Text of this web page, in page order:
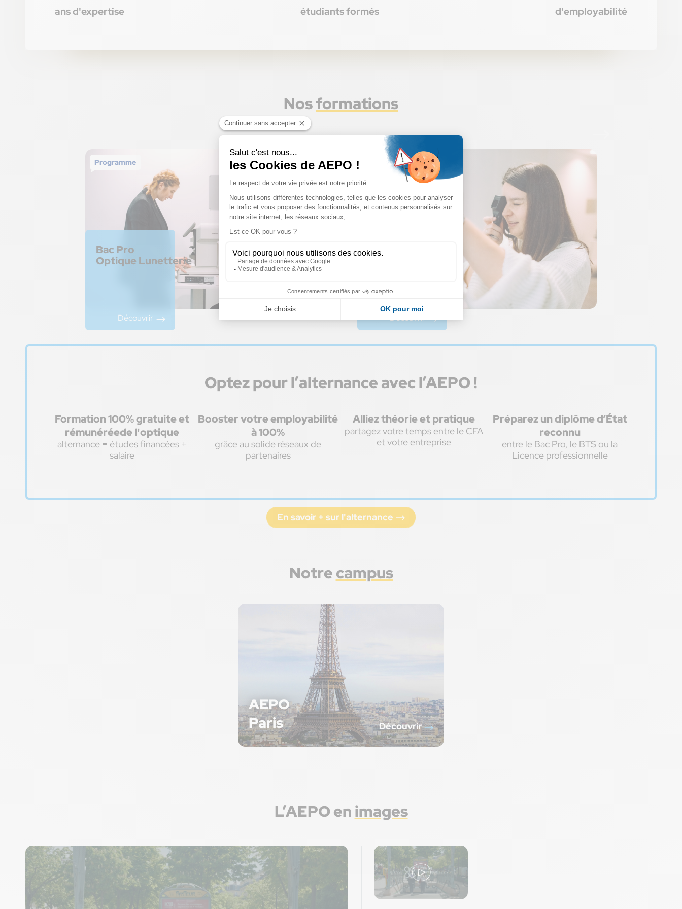
ans d'expertise étudiants formés d'employabilité
Nosformations
Programme
Bac Pro
Optique Lunetterie
Découvrir
Programme
BTS Opticien
Découvrir
Optez pour l’alternance avec l’AEPO !
Formation 100% gratuite et
rémunéréede l'optique
alternance = études financées +
salaire
Booster votre employabilité
à 100%
grâce au solide réseaux de
partenaires
Alliez théorie et pratique
partagez votre temps entre le CFA
et votre entreprise
Préparez un diplôme d’État
reconnu
entre le Bac Pro, le BTS ou la
Licence professionnelle
En savoir + sur l'alternance
Notre campus
AEPO
Paris
Découvrir
L’AEPO en images